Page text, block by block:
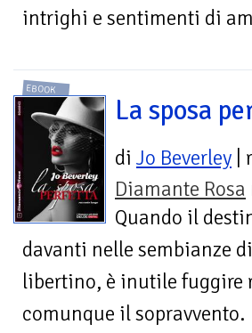
intrighi e sentimenti di
EBOOK
La sposa
di Jo Beverley
Diamante Rosa
Quando il
davanti nelle sembianze
libertino, è inutile fuggire
comunque il sopravvento.